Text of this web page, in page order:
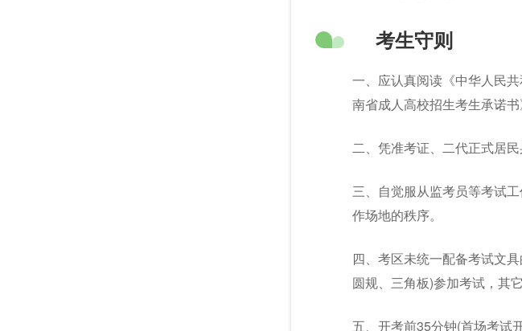
考生守则
一、应认真阅读《中华人民
南省成人高校招生考生承诺
二、凭准考证、二代正式居
三、自觉服从监考员等考试
作场地的秩序。
四、考区未统一配备考试文
圆规、三角板)参加考试，其
五、开考前35分钟(首场考试